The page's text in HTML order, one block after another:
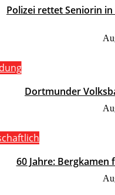
Polizei rettet Seniorin
Dortmunder
60 Jahre: Bergkamen